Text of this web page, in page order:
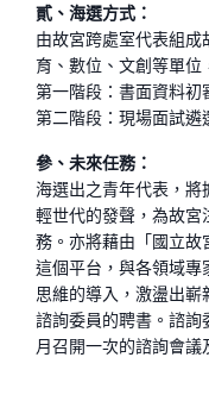
貳、海選方式：
由故宮跨處室代表組
育、數位、文創等單位
第一階段：書面資料初
第二階段：現場面試遴
參、未來任務：
海選出之青年代表，
輕世代的發聲，為故
務。亦將藉由「國立故
這個平台，與各領域
思維的導入，激盪出
諮詢委員的聘書。諮
月召開一次的諮詢會議